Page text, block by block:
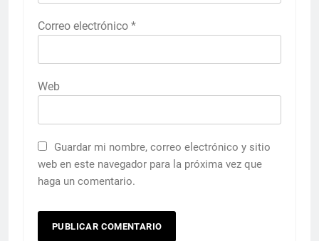
Correo electrónico *
Web
Guardar mi nombre, correo electrónico y sitio
web en este navegador para la próxima vez que
haga un comentario.